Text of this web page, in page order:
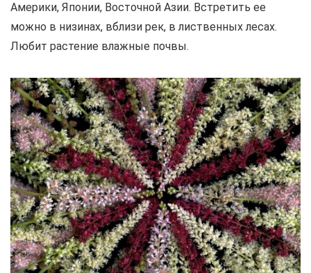
Америки, Японии, Восточной Азии. Встретить ее
можно в низинах, вблизи рек, в лиственных лесах.
Любит растение влажные почвы.